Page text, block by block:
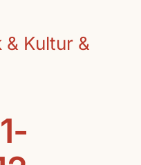
Kultur &